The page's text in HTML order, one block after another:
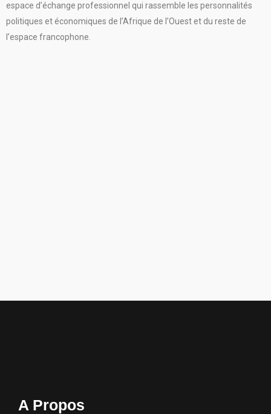
espace d’échange professionnel qui rassemble les personnalités
politiques et économiques de l’Afrique de l’Ouest et du reste de
l’espace francophone.
A Propos